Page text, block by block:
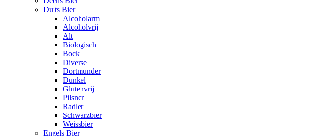
Duits Bier
Alcoholarm
Alcoholvrij
Alt
Biologisch
Bock
Diverse
Dortmunder
Dunkel
Glutenvrij
Pilsner
Radler
Schwarzbier
Weissbier
Engels Bier